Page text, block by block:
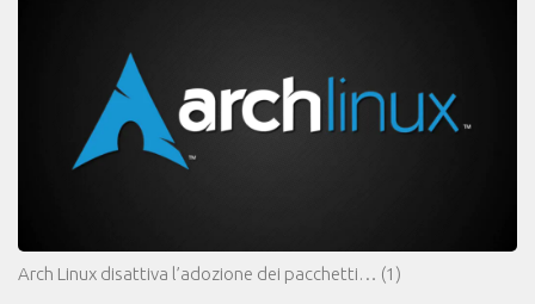
Arch Linux disattiva l’adozione dei pacchetti… (1)